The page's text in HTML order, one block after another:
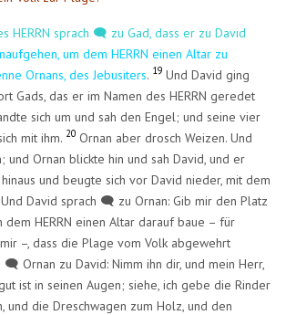
HERRN sprach 🗨️ zu Gad, dass er zu David
um dem HERRN einen Altar zu
Ornans, des Jebusiters. 19 Und David ging
Gads, das er im Namen des HERRN geredet
sich um und sah den Engel; und seine vier
mit ihm. 20 Ornan aber drosch Weizen. Und
und Ornan blickte hin und sah David, und er
und beugte sich vor David nieder, mit dem
Und David sprach 🗨️ zu Ornan: Gib mir den Platz
dem HERRN einen Altar darauf baue – für
–, dass die Plage vom Volk abgewehrt
🗨️ Ornan zu David: Nimm ihn dir, und mein Herr,
ist in seinen Augen; siehe, ich gebe die Rinder
und die Dreschwagen zum Holz, und den